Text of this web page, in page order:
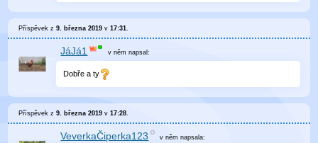
Příspěvek z9. března 2019 v17:31.
JáJá1 v něm napsal:
Dobře a ty
Příspěvek z9. března 2019 v17:28.
VeverkaČiperka123 v němnapsala: